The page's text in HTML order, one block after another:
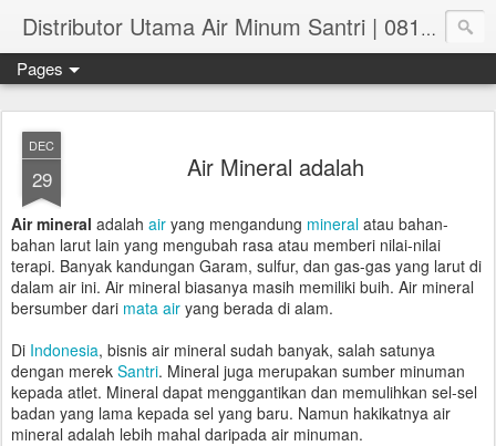
Distributor Utama Air Minum Santri | 081.551.382.73
Pages
DEC
29 Air Mineral adalah
Air mineral adalah air yang mengandung mineral atau bahan-
bahan larut lain yang mengubah rasa atau memberi nilai-nilai
terapi. Banyak kandungan Garam, sulfur, dan gas-gas yang larut di
dalam air ini. Air mineral biasanya masih memiliki buih. Air mineral
bersumber dari mata air yang berada di alam.
Di Indonesia, bisnis air mineral sudah banyak, salah satunya
dengan merek Santri. Mineral juga merupakan sumber minuman
kepada atlet. Mineral dapat menggantikan dan memulihkan sel-sel
badan yang lama kepada sel yang baru. Namun hakikatnya air
mineral adalah lebih mahal daripada air minuman.